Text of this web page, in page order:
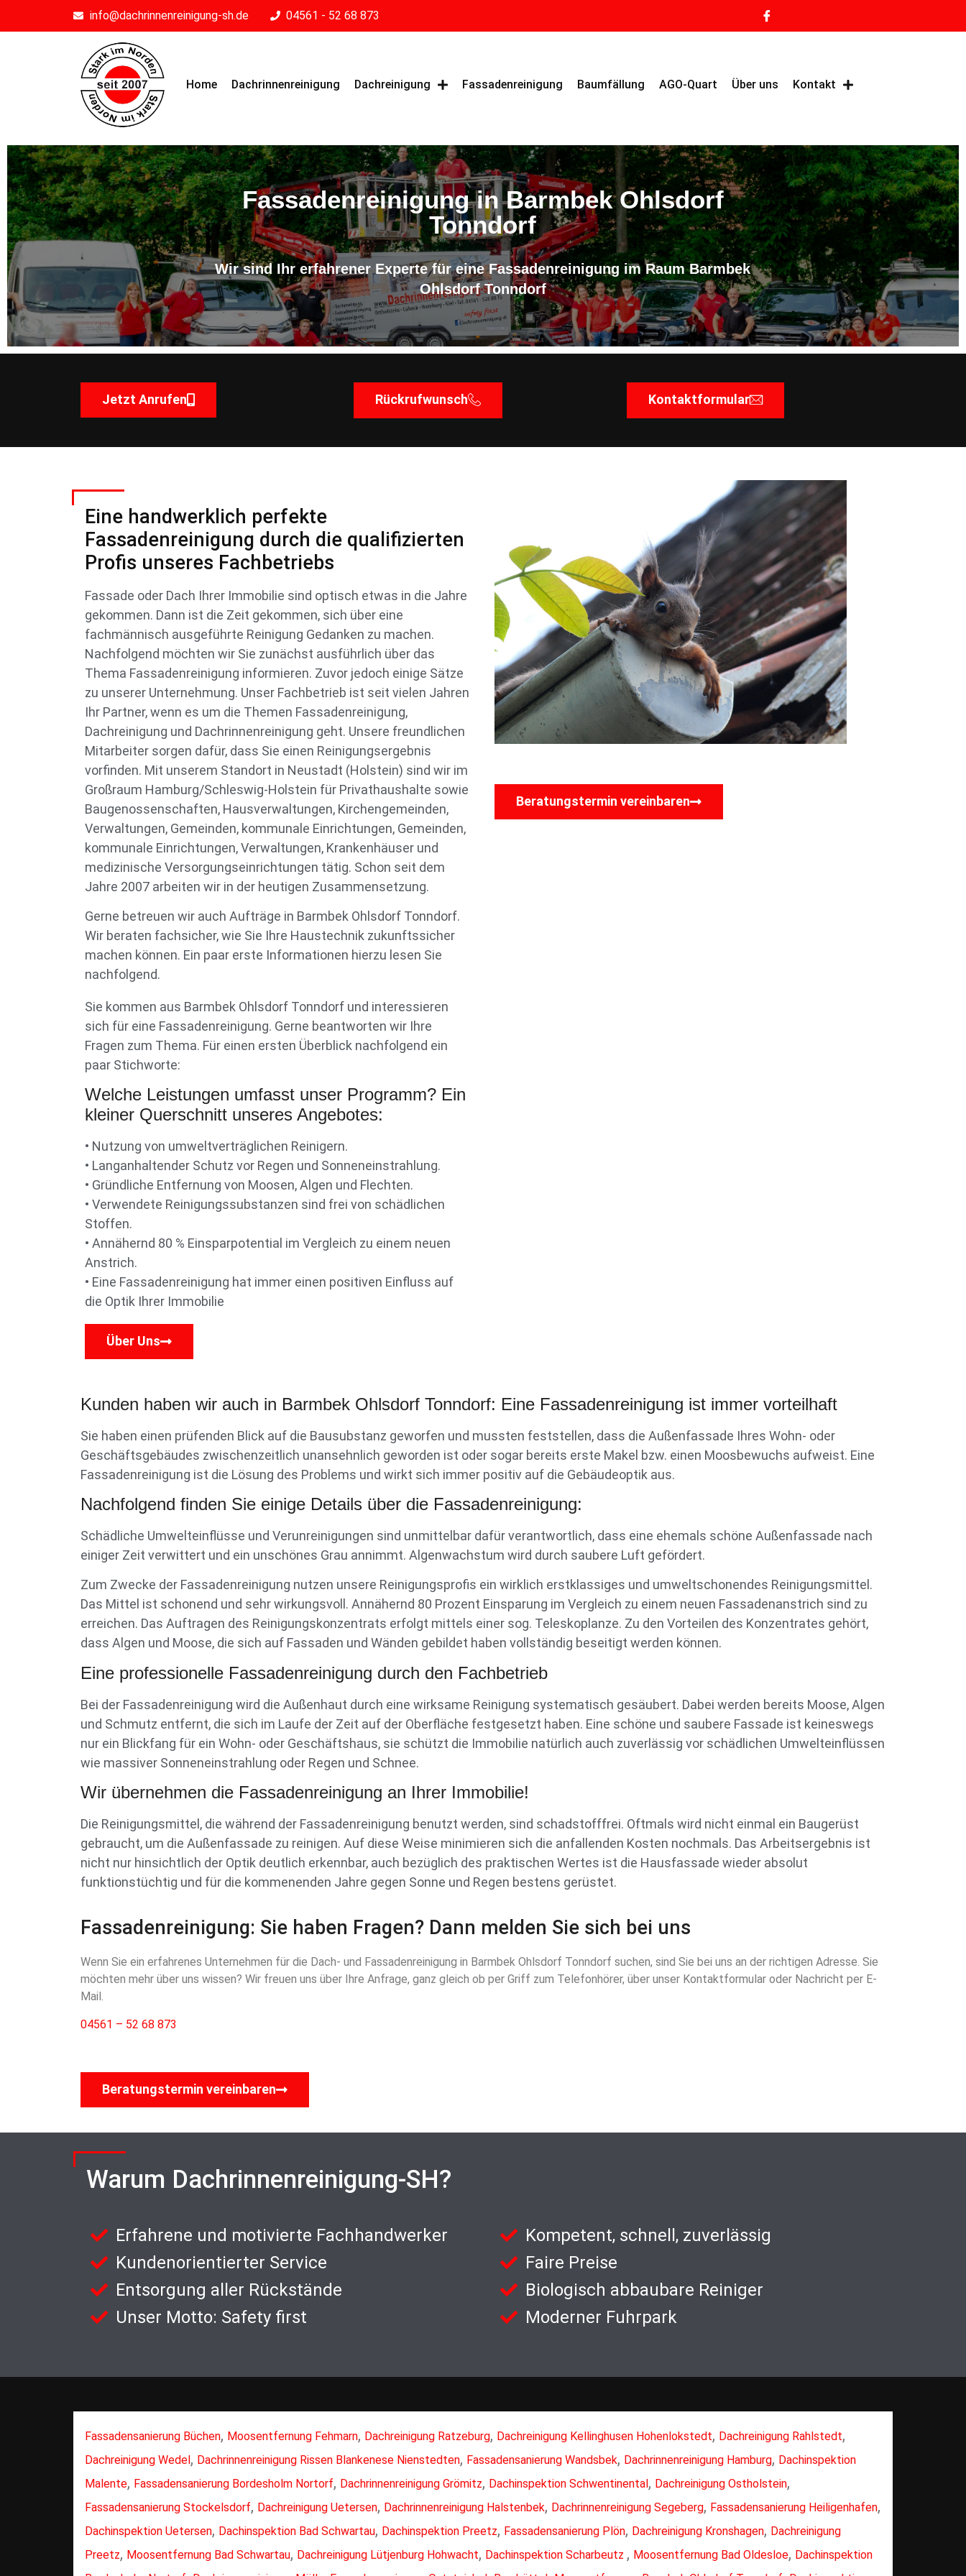
info@dachrinnenreinigung-sh.de 04561 - 52 68 873
Home Dachrinnenreinigung Dachreinigung Fassadenreinigung Baumfällung AGO-Quart Über uns Kontakt
Fassadenreinigung in Barmbek Ohlsdorf
Tonndorf
Wir sind Ihr erfahrener Experte für eine Fassadenreinigung im Raum Barmbek
Ohlsdorf Tonndorf
Jetzt Anrufen Rückrufwunsch Kontaktformular
Eine handwerklich perfekte
Fassadenreinigung durch die qualifizierten
Profis unseres Fachbetriebs
Fassade oder Dach Ihrer Immobilie sind optisch etwas in die Jahre
gekommen. Dann ist die Zeit gekommen, sich über eine
fachmännisch ausgeführte Reinigung Gedanken zu machen.
Nachfolgend möchten wir Sie zunächst ausführlich über das
Thema Fassadenreinigung informieren. Zuvor jedoch einige Sätze
zu unserer Unternehmung. Unser Fachbetrieb ist seit vielen Jahren
Ihr Partner, wenn es um die Themen Fassadenreinigung,
Dachreinigung und Dachrinnenreinigung geht. Unsere freundlichen
Mitarbeiter sorgen dafür, dass Sie einen Reinigungsergebnis
vorfinden. Mit unserem Standort in Neustadt (Holstein) sind wir im
Großraum Hamburg/Schleswig-Holstein für Privathaushalte sowie
Baugenossenschaften, Hausverwaltungen, Kirchengemeinden,
Verwaltungen, Gemeinden, kommunale Einrichtungen, Gemeinden,
kommunale Einrichtungen, Verwaltungen, Krankenhäuser und
medizinische Versorgungseinrichtungen tätig. Schon seit dem
Jahre 2007 arbeiten wir in der heutigen Zusammensetzung.
Gerne betreuen wir auch Aufträge in Barmbek Ohlsdorf Tonndorf.
Wir beraten fachsicher, wie Sie Ihre Haustechnik zukunftssicher
machen können. Ein paar erste Informationen hierzu lesen Sie
nachfolgend.
Sie kommen aus Barmbek Ohlsdorf Tonndorf und interessieren
sich für eine Fassadenreinigung. Gerne beantworten wir Ihre
Fragen zum Thema. Für einen ersten Überblick nachfolgend ein
paar Stichworte:
Welche Leistungen umfasst unser Programm? Ein
kleiner Querschnitt unseres Angebotes:
• Nutzung von umweltverträglichen Reinigern.
• Langanhaltender Schutz vor Regen und Sonneneinstrahlung.
• Gründliche Entfernung von Moosen, Algen und Flechten.
• Verwendete Reinigungssubstanzen sind frei von schädlichen
Stoffen.
• Annähernd 80 % Einsparpotential im Vergleich zu einem neuen
Anstrich.
• Eine Fassadenreinigung hat immer einen positiven Einfluss auf
die Optik Ihrer Immobilie
Über Uns
Beratungstermin vereinbaren
Kunden haben wir auch in Barmbek Ohlsdorf Tonndorf: Eine Fassadenreinigung ist immer vorteilhaft
Sie haben einen prüfenden Blick auf die Bausubstanz geworfen und mussten feststellen, dass die Außenfassade Ihres Wohn- oder
Geschäftsgebäudes zwischenzeitlich unansehnlich geworden ist oder sogar bereits erste Makel bzw. einen Moosbewuchs aufweist. Eine
Fassadenreinigung ist die Lösung des Problems und wirkt sich immer positiv auf die Gebäudeoptik aus.
Nachfolgend finden Sie einige Details über die Fassadenreinigung:
Schädliche Umwelteinflüsse und Verunreinigungen sind unmittelbar dafür verantwortlich, dass eine ehemals schöne Außenfassade nach
einiger Zeit verwittert und ein unschönes Grau annimmt. Algenwachstum wird durch saubere Luft gefördert.
Zum Zwecke der Fassadenreinigung nutzen unsere Reinigungsprofis ein wirklich erstklassiges und umweltschonendes Reinigungsmittel.
Das Mittel ist schonend und sehr wirkungsvoll. Annähernd 80 Prozent Einsparung im Vergleich zu einem neuen Fassadenanstrich sind zu
erreichen. Das Auftragen des Reinigungskonzentrats erfolgt mittels einer sog. Teleskoplanze. Zu den Vorteilen des Konzentrates gehört,
dass Algen und Moose, die sich auf Fassaden und Wänden gebildet haben vollständig beseitigt werden können.
Eine professionelle Fassadenreinigung durch den Fachbetrieb
Bei der Fassadenreinigung wird die Außenhaut durch eine wirksame Reinigung systematisch gesäubert. Dabei werden bereits Moose, Algen
und Schmutz entfernt, die sich im Laufe der Zeit auf der Oberfläche festgesetzt haben. Eine schöne und saubere Fassade ist keineswegs
nur ein Blickfang für ein Wohn- oder Geschäftshaus, sie schützt die Immobilie natürlich auch zuverlässig vor schädlichen Umwelteinflüssen
wie massiver Sonneneinstrahlung oder Regen und Schnee.
Wir übernehmen die Fassadenreinigung an Ihrer Immobilie!
Die Reinigungsmittel, die während der Fassadenreinigung benutzt werden, sind schadstofffrei. Oftmals wird nicht einmal ein Baugerüst
gebraucht, um die Außenfassade zu reinigen. Auf diese Weise minimieren sich die anfallenden Kosten nochmals. Das Arbeitsergebnis ist
nicht nur hinsichtlich der Optik deutlich erkennbar, auch bezüglich des praktischen Wertes ist die Hausfassade wieder absolut
funktionstüchtig und für die kommenenden Jahre gegen Sonne und Regen bestens gerüstet.
Fassadenreinigung: Sie haben Fragen? Dann melden Sie sich bei uns
Wenn Sie ein erfahrenes Unternehmen für die Dach- und Fassadenreinigung in Barmbek Ohlsdorf Tonndorf suchen, sind Sie bei uns an der richtigen Adresse. Sie
möchten mehr über uns wissen? Wir freuen uns über Ihre Anfrage, ganz gleich ob per Griff zum Telefonhörer, über unser Kontaktformular oder Nachricht per E-
Mail.
04561 – 52 68 873
Beratungstermin vereinbaren
Warum Dachrinnenreinigung-SH?
Erfahrene und motivierte Fachhandwerker
Kundenorientierter Service
Entsorgung aller Rückstände
Unser Motto: Safety first
Kompetent, schnell, zuverlässig
Faire Preise
Biologisch abbaubare Reiniger
Moderner Fuhrpark
Fassadensanierung Büchen, Moosentfernung Fehmarn, Dachreinigung Ratzeburg, Dachreinigung Kellinghusen Hohenlokstedt, Dachreinigung Rahlstedt,
Dachreinigung Wedel , Dachrinnenreinigung Rissen Blankenese Nienstedten, Fassadensanierung Wandsbek, Dachrinnenreinigung Hamburg, Dachinspektion
Malente, Fassadensanierung Bordesholm Nortorf, Dachrinnenreinigung Grömitz, Dachinspektion Schwentinental , Dachreinigung Ostholstein,
Fassadensanierung Stockelsdorf, Dachreinigung Uetersen, Dachrinnenreinigung Halstenbek, Dachrinnenreinigung Segeberg, Fassadensanierung Heiligenhafen,
Dachinspektion Uetersen, Dachinspektion Bad Schwartau, Dachinspektion Preetz, Fassadensanierung Plön, Dachreinigung Kronshagen, Dachreinigung
Preetz, Moosentfernung Bad Schwartau, Dachreinigung Lütjenburg Hohwacht, Dachinspektion Scharbeutz , Moosentfernung Bad Oldesloe, Dachinspektion